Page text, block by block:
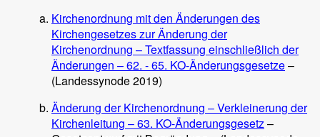
Kirchenordnung mit den Änderungen des
Kirchengesetzes zur Änderung der
Kirchenordnung – Textfassung einschließlich der
Änderungen – 62. - 65. KO-Änderungsgesetze–
(Landessynode 2019)
Änderung der Kirchenordnung – Verkleinerung der
Kirchenleitung – 63. KO-Änderungsgesetz–